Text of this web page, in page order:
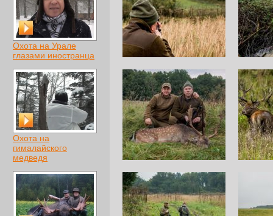
Охота на Урале
глазами иностранца
Охота на
гималайского
медведя